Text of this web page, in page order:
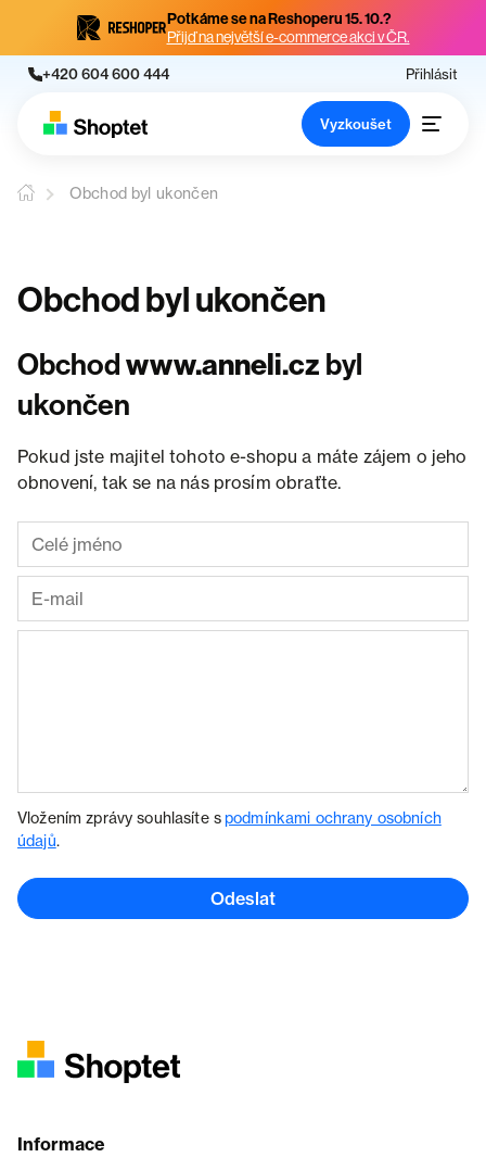
Potkáme se na Reshoperu 15. 10.?
Přijď na největší e-commerce akci v ČR.
+420 604 600 444 Přihlásit
Vyzkoušet
Obchod byl ukončen
Obchod byl ukončen
Obchodwww.anneli.cz byl
ukončen
Pokud jste majitel tohoto e-shopu a máte zájem o jeho
obnovení, tak se na nás prosím obraťte.
Vložením zprávy souhlasíte spodmínkami ochrany osobních
údajů.
Odeslat
Informace